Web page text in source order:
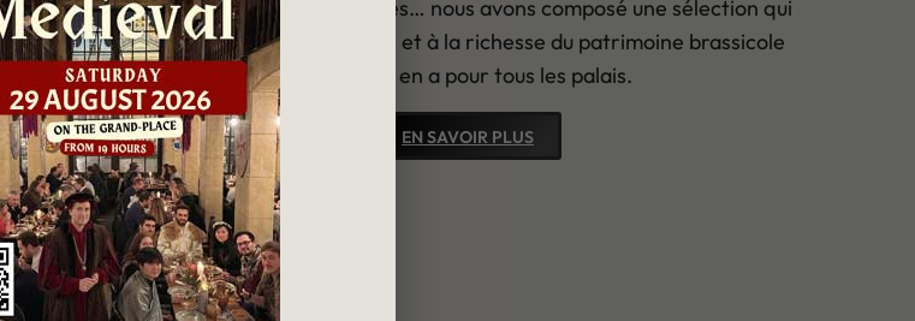
blondes, ambrées, blanches… nous avons composé une sélection qui
fait honneur à la diversité et à la richesse du patrimoine brassicole
belge. Il y en a pour tous les palais.
EN SAVOIR PLUS